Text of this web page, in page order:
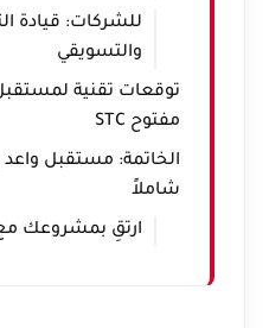
للشركات: قيادة
والتسويقي
توقعات تقنية
مفتوح STC
الخاتمة: مستقبل
شاملاً
ارتقِ بمشروعك مع